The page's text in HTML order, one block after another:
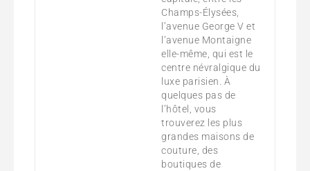
Champs-Élysées,
l’avenue George V et
l’avenue Montaigne
elle-même, qui est le
centre névralgique du
luxe parisien. À
quelques pas de
l’hôtel, vous
trouverez les plus
grandes maisons de
couture, des
boutiques de